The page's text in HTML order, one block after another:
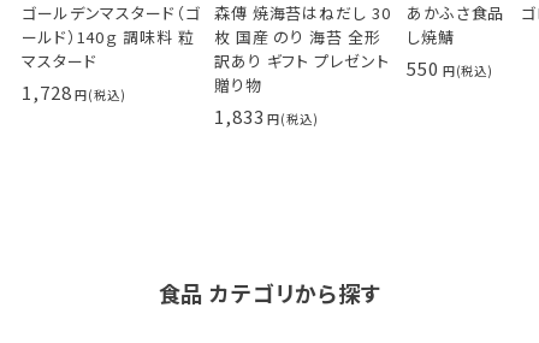
ゴールデンマスタード（ゴ
ールド）140ｇ 調味料 粒
マスタード
1,728
森傳 焼海苔はねだし 30
枚 国産 のり 海苔 全形
訳あり ギフト プレゼント
贈り物
1,833
あかふさ食品 ゴ
し焼鯖
550
食品 カテゴリから探す